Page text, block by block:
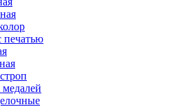
печатью